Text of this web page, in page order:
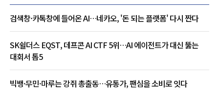
검색창·카톡창에 들어온 AI…네카오, '돈 되는 플랫폼' 다시 짠다
SK쉴더스 EQST, 데프콘 AI CTF 5위…AI 에이전트가 대신 뚫는
대회서 톱5
빅뱅·무민·마루는 강쥐 총출동…유통가, 팬심을 소비로 잇다